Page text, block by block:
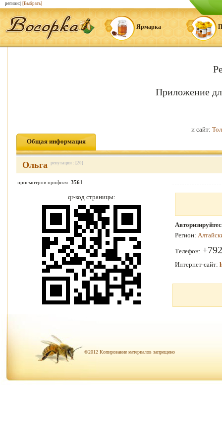
Ярмарка
Приложение
и сайт:
Общая информация
Ольга репутация : [20]
просмотров профиля: 3561
qr-код страницы:
Регион:
Телефон:
Интернет-сайт:
©2012 Копирование материалов запрещено
регион:| [Выбрать]